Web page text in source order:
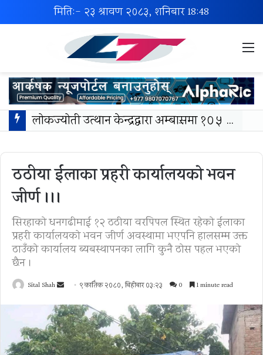
मिति:- २३ श्रावण २०८३, शनिबार18:48
लोकज्योती उत्थान केन्द्रद्वारा अम्बासमा १०५ विपन्न विद्यार्थीलाई शैक्षिक तथा खेलकुद सामग्री वितरण
ठठीया ईलाका प्रहरी कार्यालयको भवन
जीर्ण ।।।
सिरहाको धनगढीमाई १२ ठठीया वरपिपल स्थित रहेको ईलाका
प्रहरी कार्यालयको भवन जीर्ण अवस्थामा भएपनि हालसम्म उक्त
ठाउँको कार्यालय ब्यबस्थापनका लागि कुनै ठोस पहल भएको
छैन ।
Sital Shah
Send
email
९ कार्तिक २०८०, बिहीबार ०३:२३ 0 1 minute read